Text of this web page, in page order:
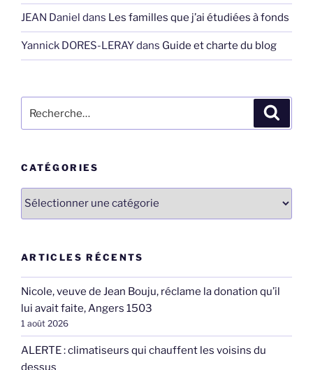
JEAN Daniel dans Les familles que j’ai étudiées à fonds
Yannick DORES-LERAYdans Guide et charte du blog
pour
CATÉGORIES
Catégories
ARTICLES RÉCENTS
Nicole, veuve de Jean Bouju, réclame la donation qu’il
lui avait faite, Angers 1503
1 août 2026
ALERTE : climatiseurs qui chauffent les voisins du
dessus